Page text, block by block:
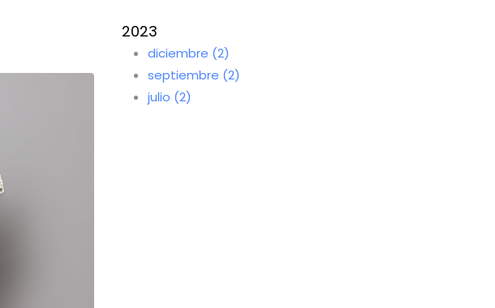
2023
diciembre (2)
septiembre (2)
julio (2)